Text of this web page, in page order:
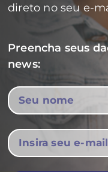
direto no seu e-
Preencha seus
news: